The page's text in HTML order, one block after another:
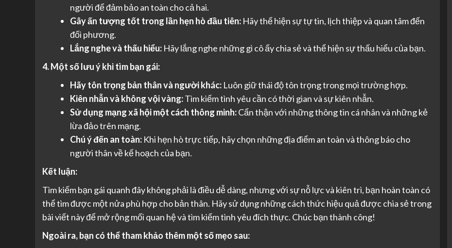
người để đảm bảo an toàn cho cả hai.
Gây ấn tượng tốt trong lần hẹn hò đầu tiên: Hãy thể hiện sự tự tin, lịch thiệp và quan tâm đến
đối phương.
Lắng nghe và thấu hiểu: Hãy lắng nghe những gì cô ấy chia sẻ và thể hiện sự thấu hiểu của bạn.
4. Một số lưu ý khi tìm bạn gái:
Hãy tôn trọng bản thân và người khác: Luôn giữ thái độ tôn trọng trong mọi trường hợp.
Kiên nhẫn và không vội vàng:Tìm kiếm tình yêu cần có thời gian và sự kiên nhẫn.
Sử dụng mạng xã hội một cách thông minh:Cẩn thận với những thông tin cá nhân và những kẻ
lừa đảo trên mạng.
Chú ý đến an toàn: Khi hẹn hò trực tiếp, hãy chọn những địa điểm an toàn và thông báo cho
người thân về kế hoạch của bạn.
Kết luận:
Tìm kiếm bạn gái quanh đây không phải là điều dễ dàng, nhưng với sự nỗ lực và kiên trì, bạn hoàn toàn có
thể tìm được một nửa phù hợp cho bản thân. Hãy sử dụng những cách thức hiệu quả được chia sẻ trong
bài viết này để mở rộng mối quan hệ và tìm kiếm tình yêu đích thực. Chúc bạn thành công!
Ngoài ra, bạn có thể tham khảo thêm một số mẹo sau: